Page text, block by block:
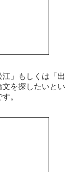
」もしくは「出
を探したいとい
。